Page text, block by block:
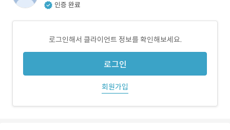
인증 완료
로그인해서 클라이언트 정보를 확인해보세요.
로그인
회원가입